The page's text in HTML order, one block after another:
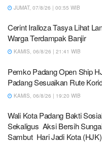
JUMAT, 07/8/26 | 00:55 WIB
Cerint Iralloza Tasya Lihat
Warga Terdampak Banjir
KAMIS, 06/8/26 | 21:41 WIB
Pemko Padang Open Ship
Padang Sesuaikan Rute
KAMIS, 06/8/26 | 19:20 WIB
Wali Kota Padang Bakti
Sekaligus Aksi Bersih
Sambut Hari Jadi Kota